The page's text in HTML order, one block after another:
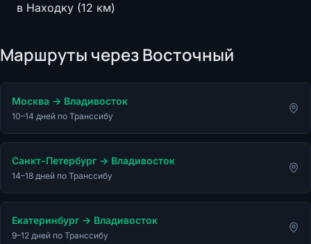
в Находку (12 км)
Маршруты черезВосточный
Москва → Владивосток
10–14 дней по Транссибу
Санкт-Петербург → Владивосток
14–18 дней по Транссибу
Екатеринбург → Владивосток
9–12 дней по Транссибу